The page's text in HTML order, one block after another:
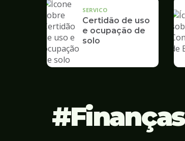
SERVICO
Certidão de uso
e ocupação de
solo
Finanças